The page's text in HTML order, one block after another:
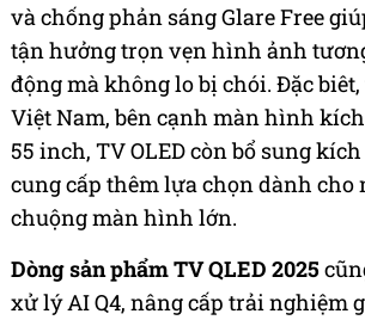
và chống phản sáng Glare Free
tận hưởng trọn vẹn hình ảnh
động mà không lo bị chói. Đặc
Việt Nam, bên cạnh màn hình
55 inch, TV OLED còn bổ sung
cung cấp thêm lựa chọn dành cho
chuộng màn hình lớn.
Dòng sản phẩm TV QLED 2025
xử lý AI Q4, nâng cấp trải nghiệm